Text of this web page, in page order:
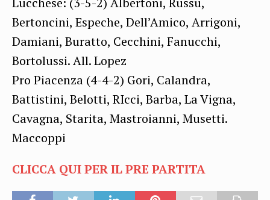
Bertoncini, Espeche, Dell’Amico, Arrigoni,
Damiani, Buratto, Cecchini, Fanucchi,
Bortolussi. All. Lopez
Pro Piacenza (4-4-2) Gori, Calandra,
Battistini, Belotti, RIcci, Barba, La Vigna,
Cavagna, Starita, Mastroianni, Musetti.
Maccoppi
CLICCA QUI PER IL PRE PARTITA